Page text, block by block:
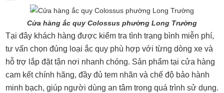
Cửa hàng ắc quy Colossus phường Long Trường
Tại đây khách hàng được kiểm tra tình trạng bình miễn phí,
tư vấn chọn đúng loại ắc quy phù hợp với từng dòng xe và
hỗ trợ lắp đặt tận nơi nhanh chóng. Sản phẩm tại cửa hàng
cam kết chính hãng, đầy đủ tem nhãn và chế độ bảo hành
minh bạch, giúp người dùng an tâm trong quá trình sử dụng.